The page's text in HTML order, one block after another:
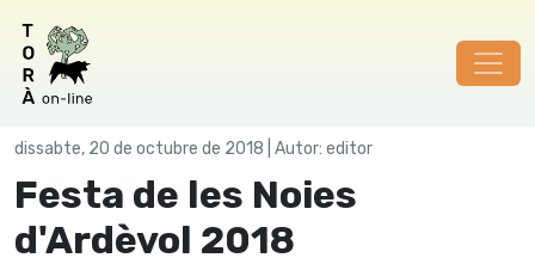
dissabte, 20 de octubre de 2018 | Autor: editor
Festa de les Noies
d'Ardèvol 2018